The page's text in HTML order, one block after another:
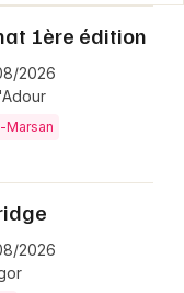
1ère édition
2026
Marsan
2026